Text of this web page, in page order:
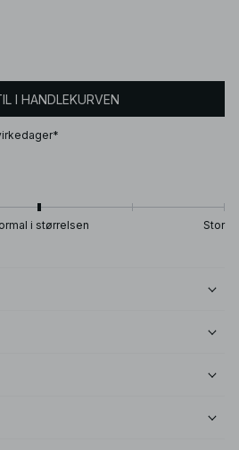
I HANDLEKURVEN
i størrelsen Stor